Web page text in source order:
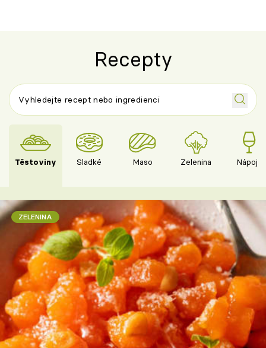
Recepty
Těstoviny Sladké Maso Zelenina Nápoje
ZELENINA